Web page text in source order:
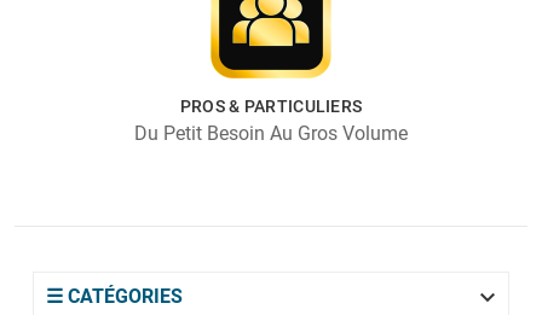
PROS & PARTICULIERS
Du Petit Besoin Au Gros Volume
☰ CATÉGORIES 